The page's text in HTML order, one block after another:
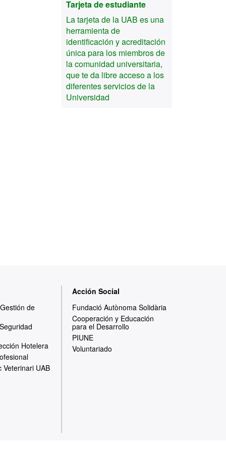
Tarjeta de estudiante
La tarjeta de la UAB es una
herramienta de
identificación y acreditación
única para los miembros de
la comunidad universitaria,
que te da libre acceso a los
diferentes servicios de la
Universidad
de
Hotelera
Veterinari UAB
Acción Social
Fundació Autònoma Solidària
Cooperación y Educación
para el Desarrollo
PIUNE
Voluntariado